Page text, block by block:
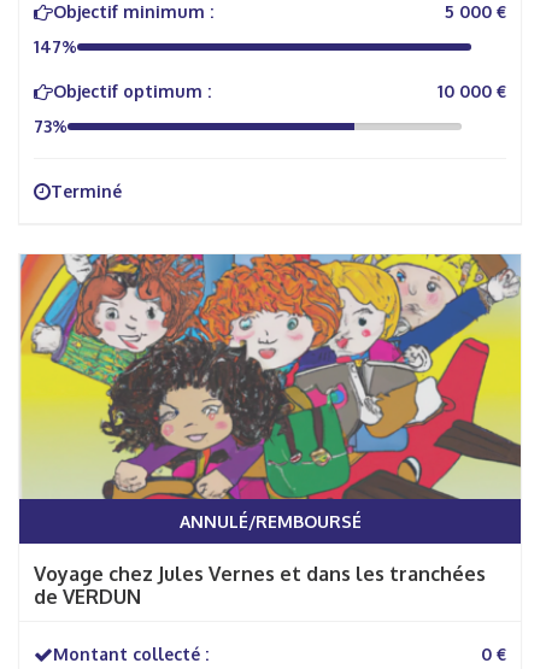
Objectif minimum :
5 000 €
147%
Objectif optimum :
10 000 €
73%
Terminé
ANNULÉ/REMBOURSÉ
Voyage chez Jules Vernes et dans les tranchées
de VERDUN
Montant collecté : 0 €